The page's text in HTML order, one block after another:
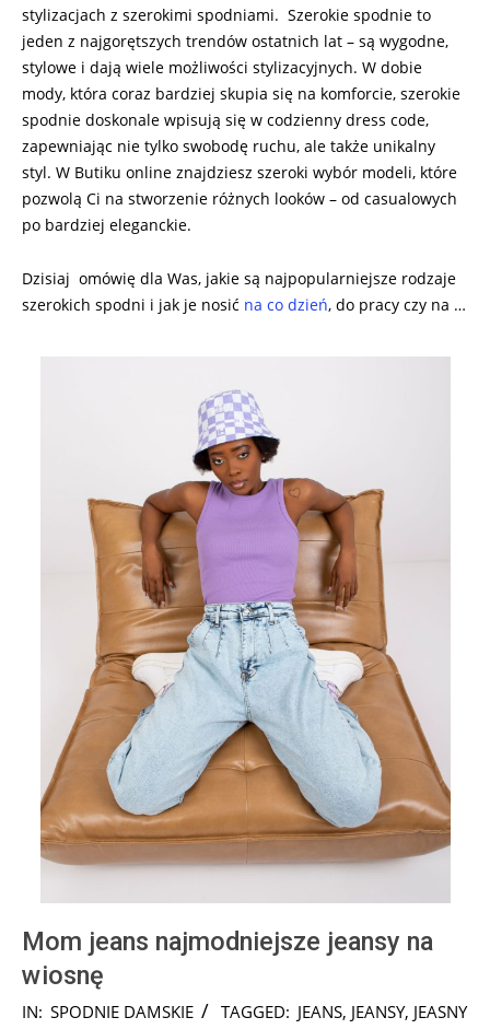
stylizacjach z szerokimi spodniami. Szerokie spodnie to
jeden z najgorętszych trendów ostatnich lat – są wygodne,
stylowe i dają wiele możliwości stylizacyjnych. W dobie
mody, która coraz bardziej skupia się na komforcie, szerokie
spodnie doskonale wpisują się w codzienny dress code,
zapewniając nie tylko swobodę ruchu, ale także unikalny
styl. W Butiku online znajdziesz szeroki wybór modeli, które
pozwolą Ci na stworzenie różnych looków – od casualowych
po bardziej eleganckie.
Dzisiaj omówię dla Was, jakie są najpopularniejsze rodzaje
szerokich spodni i jak je nosić na co dzień, do pracy czy na …
Mom jeans najmodniejsze jeansy na
wiosnę
2024-
IN: SPODNIE DAMSKIE TAGGED: JEANS, JEANSY, JEASNY